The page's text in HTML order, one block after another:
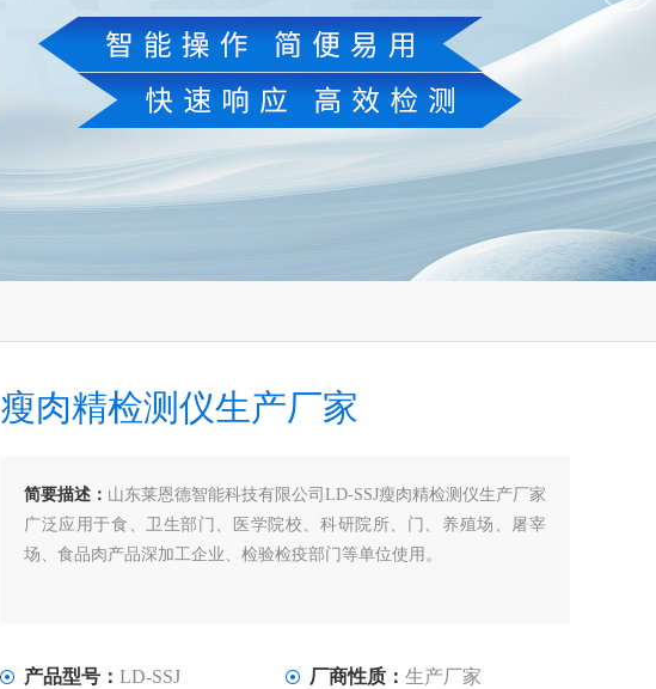
瘦肉精检测仪生产厂家
简要描述： 山东莱恩德智能科技有限公司LD-SSJ瘦肉精检测仪生产厂家
广泛应用于食、卫生部门、医学院校、科研院所、门、养殖场、屠宰
场、食品肉产品深加工企业、检验检疫部门等单位使用。
产品型号： LD-SSJ 厂商性质： 生产厂家